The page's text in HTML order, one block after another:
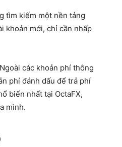
tìm kiếm một nền tảng
khoản mới, chỉ cần nhấp
các khoản phí thông
phí đánh dấu để trả phí
biến nhất tại OctaFX,
mình.